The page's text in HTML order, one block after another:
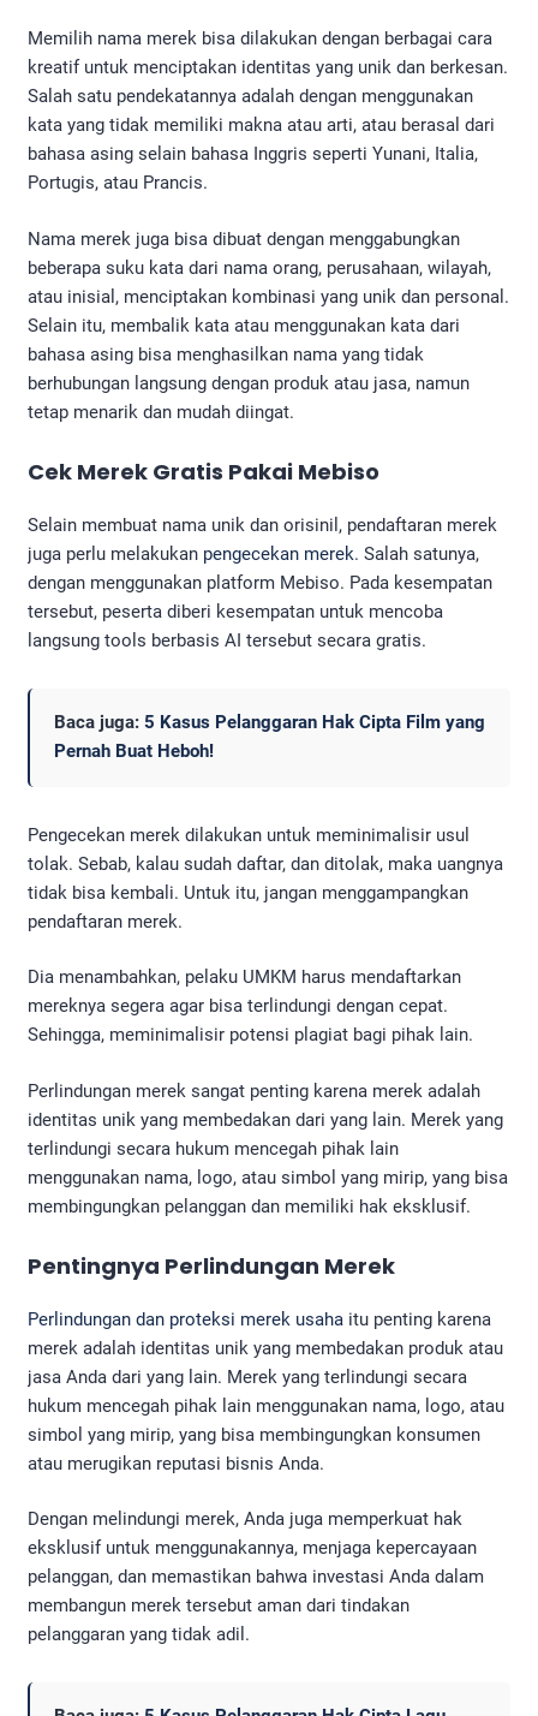
Memilih nama merek bisa dilakukan dengan berbagai cara
kreatif untuk menciptakan identitas yang unik dan berkesan.
Salah satu pendekatannya adalah dengan menggunakan
kata yang tidak memiliki makna atau arti, atau berasal dari
bahasa asing selain bahasa Inggris seperti Yunani, Italia,
Portugis, atau Prancis.
Nama merek juga bisa dibuat dengan menggabungkan
beberapa suku kata dari nama orang, perusahaan, wilayah,
atau inisial, menciptakan kombinasi yang unik dan personal.
Selain itu, membalik kata atau menggunakan kata dari
bahasa asing bisa menghasilkan nama yang tidak
berhubungan langsung dengan produk atau jasa, namun
tetap menarik dan mudah diingat.
Cek Merek Gratis Pakai Mebiso
Selain membuat nama unik dan orisinil, pendaftaran merek
juga perlu melakukan pengecekan merek. Salah satunya,
dengan menggunakan platform Mebiso. Pada kesempatan
tersebut, peserta diberi kesempatan untuk mencoba
langsung tools berbasis AI tersebut secara gratis.
Baca juga: 5 Kasus Pelanggaran Hak Cipta Film yang
Pernah Buat Heboh!
Pengecekan merek dilakukan untuk meminimalisir usul
tolak. Sebab, kalau sudah daftar, dan ditolak, maka uangnya
tidak bisa kembali. Untuk itu, jangan menggampangkan
pendaftaran merek.
Dia menambahkan, pelaku UMKM harus mendaftarkan
mereknya segera agar bisa terlindungi dengan cepat.
Sehingga, meminimalisir potensi plagiat bagi pihak lain.
Perlindungan merek sangat penting karena merek adalah
identitas unik yang membedakan dari yang lain. Merek yang
terlindungi secara hukum mencegah pihak lain
menggunakan nama, logo, atau simbol yang mirip, yang bisa
membingungkan pelanggan dan memiliki hak eksklusif.
Pentingnya Perlindungan Merek
Perlindungan dan proteksi merek usaha itu penting karena
merek adalah identitas unik yang membedakan produk atau
jasa Anda dari yang lain. Merek yang terlindungi secara
hukum mencegah pihak lain menggunakan nama, logo, atau
simbol yang mirip, yang bisa membingungkan konsumen
atau merugikan reputasi bisnis Anda.
Dengan melindungi merek, Anda juga memperkuat hak
eksklusif untuk menggunakannya, menjaga kepercayaan
pelanggan, dan memastikan bahwa investasi Anda dalam
membangun merek tersebut aman dari tindakan
pelanggaran yang tidak adil.